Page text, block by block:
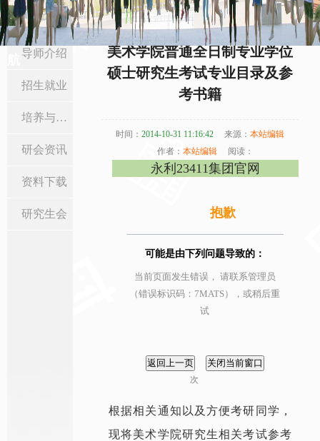
栏目导
导师介绍
招生就业
培养与学位
研会资讯
资料下载
研究生会
招生就业
当前位置: 首页 研究生教育> 招生就业 > 正文
美术学院普通全日制专业学位
硕士研究生考试专业目录及参
考书籍
时间： 2014-10-31 11:16:42 来源： 本站编辑
作者： 本站编辑 阅读：
永利23411集团官网
抱歉
可能是由下列问题导致的：
当前页面发生错误， 请联系管理员
（错误标识码：7MATS），或稍后重
试
次
根据相关通知以及方便考研同学，
现将美术学院研究生相关考试参考